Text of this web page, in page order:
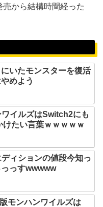
売から結構時間経った
いたモンスターを復活
めよう
ワイルズはSwitch2にも
たい言葉ｗｗｗｗｗ
ディションの値段今知っ
っすwwwww
モンハンワイルズは